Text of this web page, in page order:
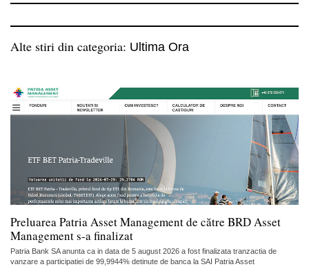
Alte stiri din categoria: Ultima Ora
Preluarea Patria Asset Management de către BRD Asset
Management s-a finalizat
Patria Bank SA anunta ca in data de 5 august 2026 a fost finalizata tranzactia de
vanzare a participatiei de 99,9944% detinute de banca la SAI Patria Asset